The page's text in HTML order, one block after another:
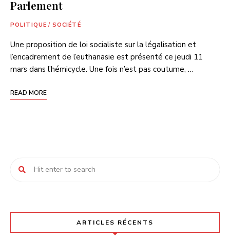
Parlement
POLITIQUE / SOCIÉTÉ
Une proposition de loi socialiste sur la légalisation et
l’encadrement de l’euthanasie est présenté ce jeudi 11
mars dans l’hémicycle. Une fois n’est pas coutume, …
READ MORE
ARTICLES RÉCENTS